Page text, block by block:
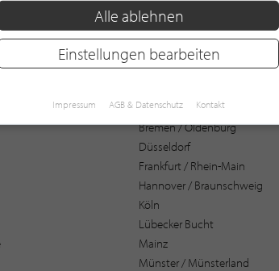
Bochum
Bremen / Oldenburg
Düsseldorf
Frankfurt / Rhein-Main
Hannover / Braunschweig
Köln
Lübecker Bucht
Mainz
Münster / Münsterland
Alle ablehnen
Einstellungen bearbeiten
Impressum AGB & Datenschutz Kontakt